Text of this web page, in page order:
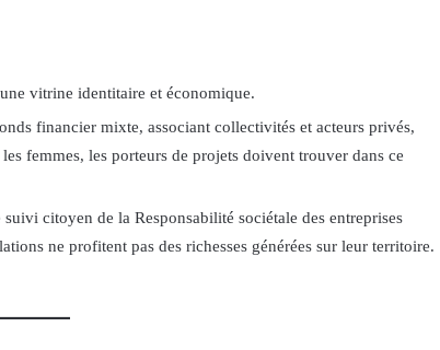
vitrine identitaire et économique.
financier mixte, associant collectivités et acteurs privés,
femmes, les porteurs de projets doivent trouver dans ce
citoyen de la Responsabilité sociétale des entreprises
ne profitent pas des richesses générées sur leur territoire.